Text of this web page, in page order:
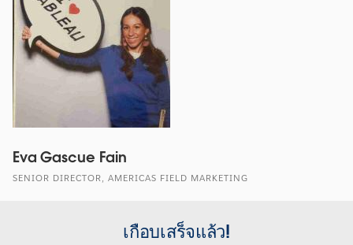
Eva Gascue Fain
SENIOR DIRECTOR, AMERICAS FIELD MARKETING
เกือบเสร็จแล้ว!